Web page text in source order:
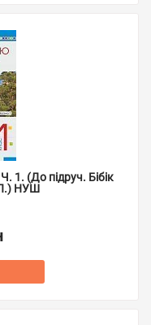
1. (До підруч. Бібік
НУШ